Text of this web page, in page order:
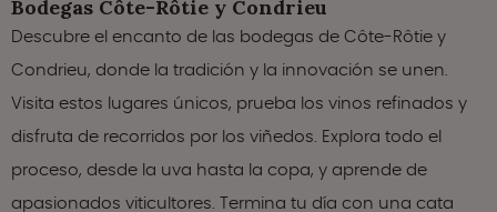
Bodegas Côte-Rôtie y Condrieu
Descubre el encanto de las bodegas de Côte-Rôtie y
Condrieu, donde la tradición y la innovación se unen.
Visita estos lugares únicos, prueba los vinos refinados y
disfruta de recorridos por los viñedos. Explora todo el
proceso, desde la uva hasta la copa, y aprende de
apasionados viticultores. Termina tu día con una cata